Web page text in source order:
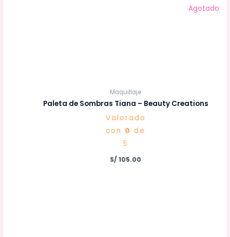
Agotado
Maquillaje
Paleta de Sombras Tiana – Beauty Creations
Valorado
con 0 de
5
S/ 105.00